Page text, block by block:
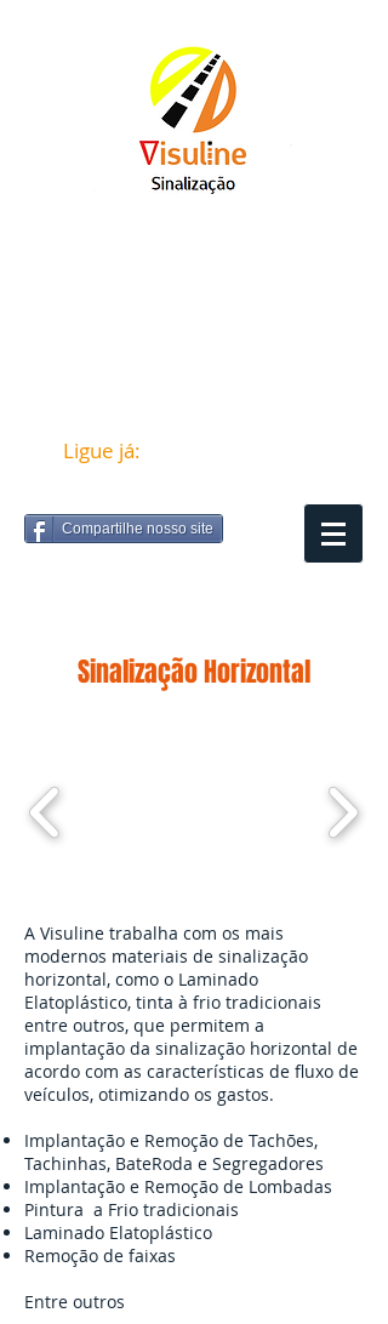
Compartilhe nosso site
Ligue já:
Sinalização Horizontal
A Visuline trabalha com os mais
modernos materiais de sinalização
horizontal, como o Laminado
Elatoplástico, tinta à frio tradicionais
entre outros, que permitem a
implantação da sinalização horizontal de
acordo com as características de fluxo de
veículos, otimizando os gastos.
Implantação e Remoção de Tachões,
Tachinhas, BateRoda e Segregadores
Implantação e Remoção de Lombadas
Pintura a Frio tradicionais
Laminado Elatoplástico
Remoção de faixas
Entre outros